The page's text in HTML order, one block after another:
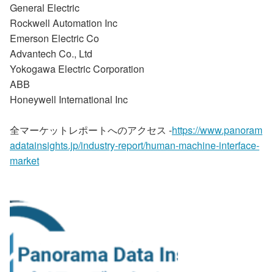
General Electric
Rockwell Automation Inc
Emerson Electric Co
Advantech Co., Ltd
Yokogawa Electric Corporation
ABB
Honeywell International Inc
全マーケットレポートへのアクセス -https://www.panoram
adatainsights.jp/industry-report/human-machine-interface-
market